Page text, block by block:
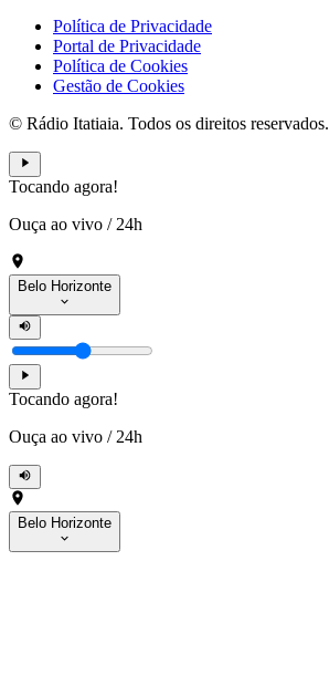
Política de Privacidade
Portal de Privacidade
Política de Cookies
Gestão de Cookies
© Rádio Itatiaia. Todos os direitos reservados.
Tocando agora!
Ouça ao vivo / 24h
Belo Horizonte
Tocando agora!
Ouça ao vivo / 24h
Belo Horizonte